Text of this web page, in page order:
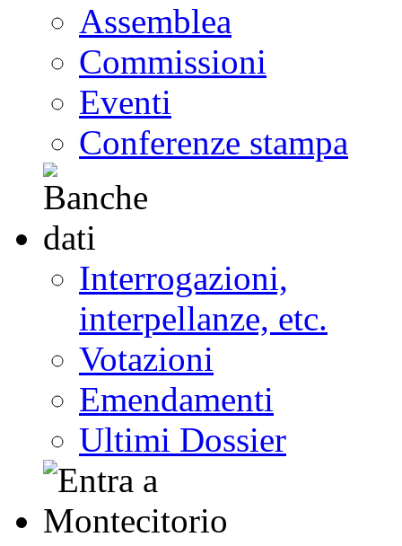
Assemblea
Commissioni
Eventi
Conferenze stampa
Interrogazioni,
interpellanze, etc.
Votazioni
Emendamenti
Ultimi Dossier